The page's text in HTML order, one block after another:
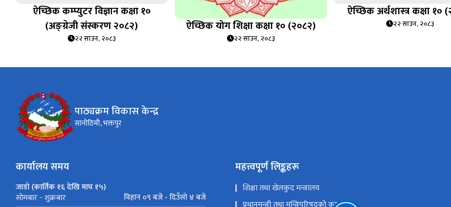
ऐच्छिक कम्प्युटर विज्ञान कक्षा १०
(अङ्ग्रेजी संस्करण २०८२)
२२ साउन, २०८३
ऐच्छिक योग शिक्षा कक्षा १० (२०८२)
२२ साउन, २०८३
ऐच्छिक अर्थशास्त्र कक्षा १०
२२ साउन, २०८३
पाठ्यक्रम विकास केन्द्र
सानोठिमी, भक्तपुर
कार्यालय समय
जाडो (कार्तिक १६ देखि माघ १५)
सोमबार - शुक्रबार विहान ०९ बजे - दिउँसो ४ बजे
महत्त्वपूर्ण लिङ्कहरू
शिक्षा तथा खेलकुद मन्त्रालय